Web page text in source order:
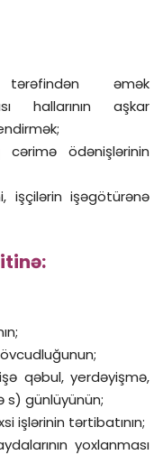
əmək
hallarının aşkar
ödənişlərinin
işçilərin işəgötürənə
qəbul, yerdəyişmə,
s) günlüyünün;
işlərinin tərtibatının;
yoxlanması